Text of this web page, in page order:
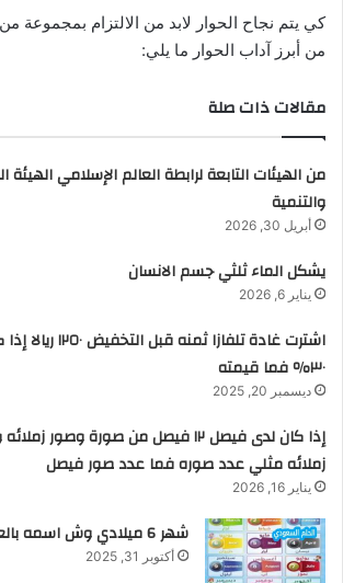
كي يتم نجاح الحوار لابد من الالتزام بمجموعة
من أبرز آداب الحوار ما يلي:
مقالات ذات صلة
من الهيئات التابعة لرابطة العالم الإسلامي الهيئة
والتنمية
أبريل 30, 2026
يشكل الماء ثلثي جسم الانسان
يناير 6, 2026
اشترت غادة تلفازا
٣٠٪ فما قيمته
ديسمبر 20, 2025
إذا كان لدى فيصل ١٢ فيصل من صورة وصور
زملائه مثلي عدد صوره فما عدد صور فيصل
يناير 16, 2026
شهر 6 ميلادي وش اسمه بالعربي والانجليزي
أكتوبر 31, 2025